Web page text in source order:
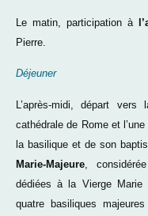
Le matin, participation à
Pierre.
Déjeuner
L’après-midi, départ vers
cathédrale de Rome et
la basilique et de son
Marie-Majeure ,
dédiées à la Vierge
quatre basiliques